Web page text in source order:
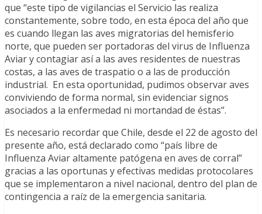
que “este tipo de vigilancias el Servicio las realiza
constantemente, sobre todo, en esta época del año que
es cuando llegan las aves migratorias del hemisferio
norte, que pueden ser portadoras del virus de Influenza
Aviar y contagiar así a las aves residentes de nuestras
costas, a las aves de traspatio o a las de producción
industrial. En esta oportunidad, pudimos observar aves
conviviendo de forma normal, sin evidenciar signos
asociados a la enfermedad ni mortandad de éstas”.
Es necesario recordar que Chile, desde el 22 de agosto del
presente año, está declarado como “país libre de
Influenza Aviar altamente patógena en aves de corral”
gracias a las oportunas y efectivas medidas protocolares
que se implementaron a nivel nacional, dentro del plan de
contingencia a raíz de la emergencia sanitaria.